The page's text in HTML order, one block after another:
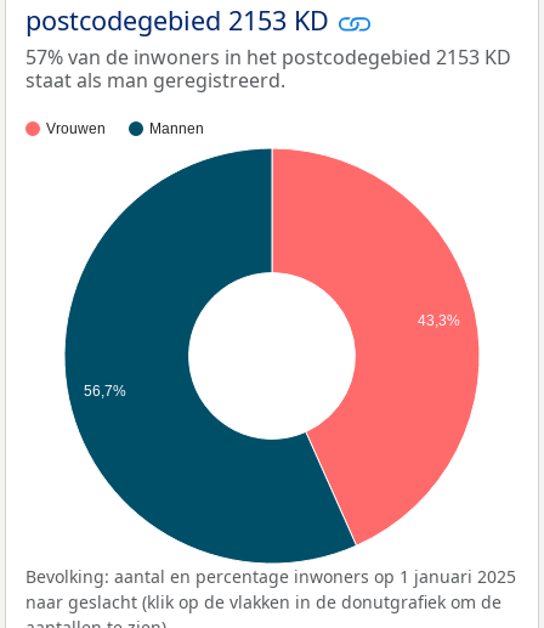
postcodegebied 2153 KD
57% van de inwoners in het postcodegebied 2153 KD
staat als man geregistreerd.
Vrouwen Mannen
43,3%
56,7%
Bevolking: aantal en percentage inwoners op 1 januari 2025
naar geslacht (klik op de vlakken in de donutgrafiek om de